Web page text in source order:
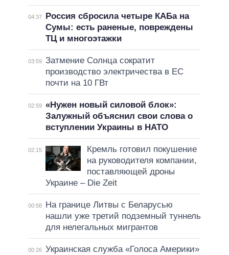
04:37
Россия сбросила четыре КАБа на
Сумы: есть раненые, повреждены
ТЦ и многоэтажки
03:59 Затмение Солнца сократит
производство электричества в ЕС
почти на 10 ГВт
02:59 «Нужен новый силовой блок»:
Залужный объяснил свои слова о
вступлении Украины в НАТО
02:15
Кремль готовил покушение
на руководителя компании,
поставляющей дроны
Украине – Die Zeit
00:58
На границе Литвы с Беларусью
нашли уже третий подземный туннель
для нелегальных мигрантов
00:26 Украинская служба «Голоса Америки»